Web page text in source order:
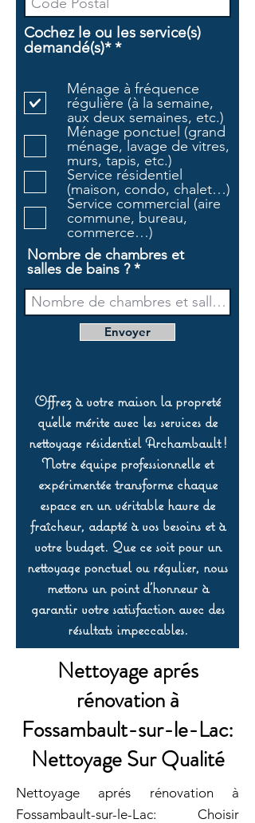
Cochez le ou les service(s)
demandé(s)* *O
g
a
t
o
i
r
e
Ménage à fréquence
régulière (à la semaine,
aux deux semaines, etc.)
Ménage ponctuel (grand
ménage, lavage de vitres,
murs, tapis, etc.)
Service résidentiel
(maison, condo, chalet…)
Service commercial (aire
commune, bureau,
commerce…)
Nombre de chambres et
salles de bains ?
Envoyer
Offrez à votre maison la propreté
qu’elle mérite avec les services de
nettoyage résidentiel Archambault !
Notre équipe professionnelle et
expérimentée transforme chaque
espace en un véritable havre de
fraîcheur, adapté à vos besoins et à
votre budget. Que ce soit pour un
nettoyage ponctuel ou régulier, nous
mettons un point d’honneur à
garantir votre satisfaction avec des
résultats impeccables.
Nettoyage aprés
rénovation à
Fossambault-sur-le-Lac:
Nettoyage Sur Qualité
Nettoyage aprés rénovation à
Fossambault-sur-le-Lac: Choisir